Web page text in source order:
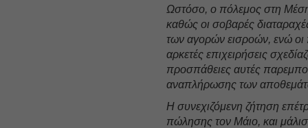
Ωστόσο, ο πόλεμος στη Μέση
καθώς οι σοβαρές
των αγορών εισροών, ενώ οι
αρκετές επιχειρήσεις
προσπάθειες αυτές
αναπλήρωσης των
Η συνεχιζόμενη ζήτηση
πώλησης τον Μάιο, και